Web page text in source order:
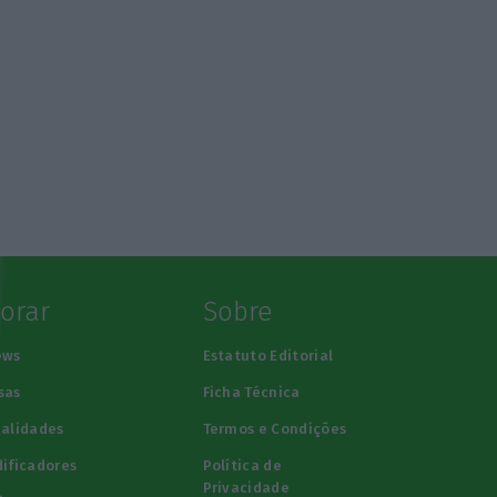
Sobre
Estatuto Editorial
Ficha Técnica
Termos e Condições
Política de
Privacidade